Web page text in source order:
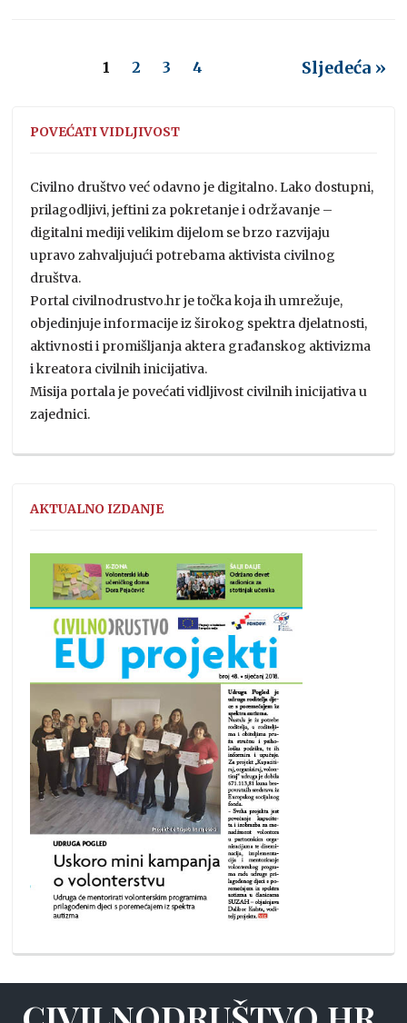
1 2 3 4 Sljedeća »
POVEĆATI VIDLJIVOST
Civilno društvo već odavno je digitalno. Lako dostupni,
prilagodljivi, jeftini za pokretanje i održavanje –
digitalni mediji velikim dijelom se brzo razvijaju
upravo zahvaljujući potrebama aktivista civilnog
društva.
Portal civilnodrustvo.hr je točka koja ih umrežuje,
objedinjuje informacije iz širokog spektra djelatnosti,
aktivnosti i promišljanja aktera građanskog aktivizma
i kreatora civilnih inicijativa.
Misija portala je povećati vidljivost civilnih inicijativa u
zajednici.
AKTUALNO IZDANJE